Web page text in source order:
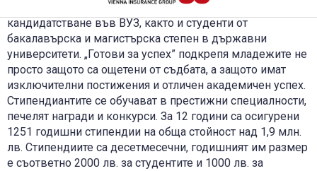
За мен и близките ми
За фирмата ми
ОБСЛУЖВАНЕ НА КЛИЕНТИ
Бланки и заявления
Начини на плащане и банкови сметки
Фондове и стойности на инвестиционни единици
За клиенти със здравна грижа
КОНТАКТИ
ВХОД ЗА ПАРТНЬОРИ
Medex Online
B-Assist: Онлайн услуги
клас, на които стипендията помага да се подготвят за
кандидатстване във ВУЗ, както и студенти от
бакалавърска и магистърска степен в държавни
университети. „Готови за успех” подкрепя младежите не
просто защото са ощетени от съдбата, а защото имат
изключителни постижения и отличен академичен успех.
Стипендиантите се обучават в престижни специалности,
печелят награди и конкурси. За 12 години са осигурени
1251 годишни стипендии на обща стойност над 1,9 млн.
лв. Стипендиите са десетмесечни, годишният им размер
е съответно 2000 лв. за студентите и 1000 лв. за